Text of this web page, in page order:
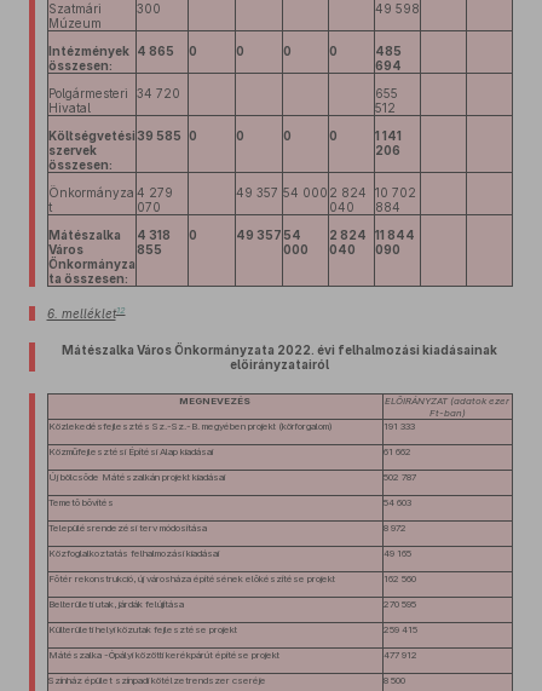
Szatmári
Múzeum
300 49 598
Intézmények
összesen:
4 865 0 0 0 0
485
694
Polgármesteri
Hivatal
34 720
655
512
Költségvetési
szervek
összesen:
39 585 0 0 0 0
1 141
206
Önkormányza
t
4 279
070
49 357 54 000 2 824
040
10 702
884
Mátészalka
Város
Önkormányza
ta összesen:
4 318
855
0 49 357 54
000
2 824
040
11 844
090
6. melléklet12
Mátészalka Város Önkormányzata 2022. évi felhalmozási kiadásainak
előirányzatairól
MEGNEVEZÉS
ELŐIRÁNYZAT (adatok ezer
Ft-ban)
Közlekedésfejlesztés Sz.-Sz.-B. megyében projekt (körforgalom)
191 333
Közműfejlesztési Építési Alap kiadásai 61 662
Új bölcsőde Mátészalkán projekt kiadásai 502 787
Temető bővítés 54 603
Településrendezési terv módosítása 8 972
Közfoglalkoztatás felhalmozási kiadásai 49 165
Főtér rekonstrukció, új városháza építésének előkészítése projekt 162 560
Belterületi utak, járdák felújítása 270 595
Külterületi helyi közutak fejlesztése projekt 259 415
Mátészalka -Ópályi közötti kerékpárút építése projekt 477 912
Színház épület színpadi kötélzetrendszer cseréje 8 500